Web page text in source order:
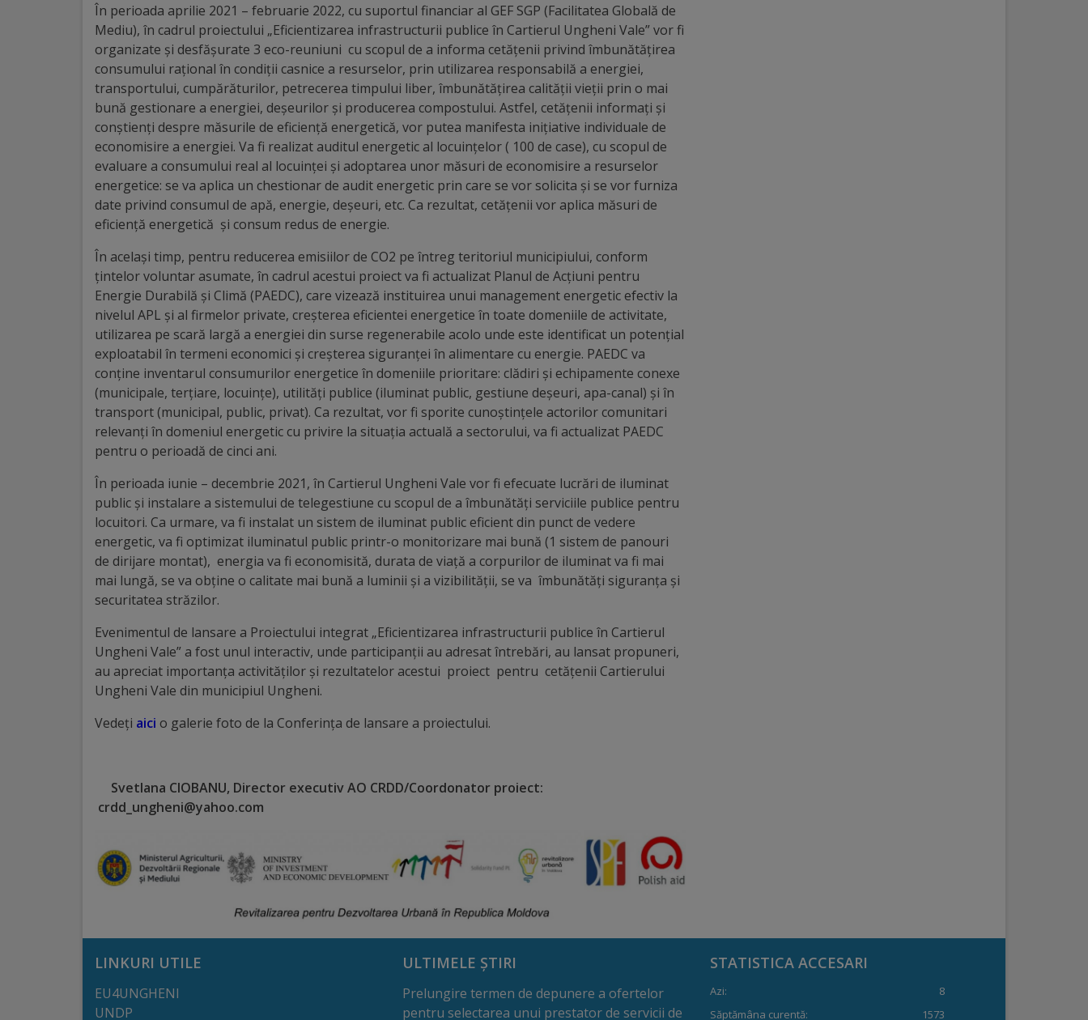
Administrație
Primărie
Primar
Viceprimari
Organigrama
Aparatul
primăriei
Regulamentul
funcționare
Integritate
calitate
Consiliul
Municipal
Secretar
Consilieri
Comisii
specialitate
Consiliului
Servicii
În perioada aprilie 2021 – februarie 2022, cu suportul financiar al GEF SGP (Facilitatea Globală de
Mediu), în cadrul proiectului „Eficientizarea infrastructurii publice în Cartierul Ungheni Vale” vor fi
organizate și desfășurate 3 eco-reuniuni cu scopul de a informa cetățenii privind îmbunătățirea
consumului rațional în condiții casnice a resurselor, prin utilizarea responsabilă a energiei,
transportului, cumpărăturilor, petrecerea timpului liber, îmbunătățirea calității vieții prin o mai
bună gestionare a energiei, deșeurilor și producerea compostului. Astfel, cetățenii informați și
conștienți despre măsurile de eficiență energetică, vor putea manifesta inițiative individuale de
economisire a energiei. Va fi realizat auditul energetic al locuințelor ( 100 de case), cu scopul de
evaluare a consumului real al locuinței și adoptarea unor măsuri de economisire a resurselor
energetice: se va aplica un chestionar de audit energetic prin care se vor solicita și se vor furniza
date privind consumul de apă, energie, deșeuri, etc. Ca rezultat, cetățenii vor aplica măsuri de
eficiență energetică și consum redus de energie.
În același timp, pentru reducerea emisiilor de CO2 pe întreg teritoriul municipiului, conform
țintelor voluntar asumate, în cadrul acestui proiect va fi actualizat Planul de Acțiuni pentru
Energie Durabilă și Climă (PAEDC), care vizează instituirea unui management energetic efectiv la
nivelul APL și al firmelor private, creșterea eficientei energetice în toate domeniile de activitate,
utilizarea pe scară largă a energiei din surse regenerabile acolo unde este identificat un potențial
exploatabil în termeni economici și creșterea siguranței în alimentare cu energie. PAEDC va
conține inventarul consumurilor energetice în domeniile prioritare: clădiri și echipamente conexe
(municipale, terțiare, locuințe), utilități publice (iluminat public, gestiune deșeuri, apa-canal) și în
transport (municipal, public, privat). Ca rezultat, vor fi sporite cunoștințele actorilor comunitari
relevanți în domeniul energetic cu privire la situația actuală a sectorului, va fi actualizat PAEDC
pentru o perioadă de cinci ani.
În perioada iunie – decembrie 2021, în Cartierul Ungheni Vale vor fi efecuate lucrări de iluminat
public și instalare a sistemului de telegestiune cu scopul de a îmbunătăți serviciile publice pentru
locuitori. Ca urmare, va fi instalat un sistem de iluminat public eficient din punct de vedere
energetic, va fi optimizat iluminatul public printr-o monitorizare mai bună (1 sistem de panouri
de dirijare montat), energia va fi economisită, durata de viață a corpurilor de iluminat va fi mai
mai lungă, se va obține o calitate mai bună a luminii și a vizibilității, se va îmbunătăți siguranța și
securitatea străzilor.
Evenimentul de lansare a Proiectului integrat „Eficientizarea infrastructurii publice în Cartierul
Ungheni Vale” a fost unul interactiv, unde participanții au adresat întrebări, au lansat propuneri,
au apreciat importanța activităților și rezultatelor acestui proiect pentru cetățenii Cartierului
Ungheni Vale din municipiul Ungheni.
Vedeți aici o galerie foto de la Conferința de lansare a proiectului.
Svetlana CIOBANU, Director executiv AO CRDD/Coordonator proiect:
crdd_ungheni@yahoo.com
LINKURI UTILE
EU4UNGHENI
UNDP
ULTIMELE ȘTIRI
Prelungire termen de depunere a ofertelor
pentru selectarea unui prestator de servicii de
STATISTICA ACCESARI
Azi:
8
Săptămâna curentă:
1573